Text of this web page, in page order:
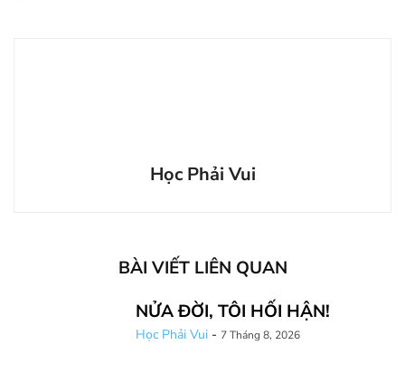
Học Phải Vui
BÀI VIẾT LIÊN QUAN
NỬA ĐỜI, TÔI HỐI HẬN!
Học Phải Vui - 7 Tháng 8, 2026